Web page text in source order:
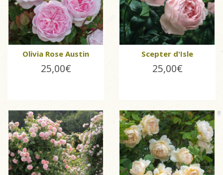
Olivia Rose Austin
25,00€
Scepter d'Isle
25,00€